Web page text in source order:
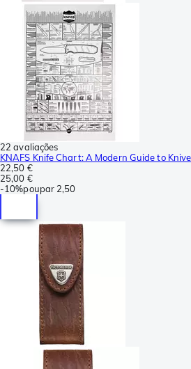
22 avaliações
KNAFS Knife Chart: A Modern Guide to
22,50 €
25,00 €
-10%poupar 2,50